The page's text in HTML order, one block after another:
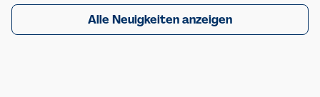
Alle Neuigkeiten anzeigen